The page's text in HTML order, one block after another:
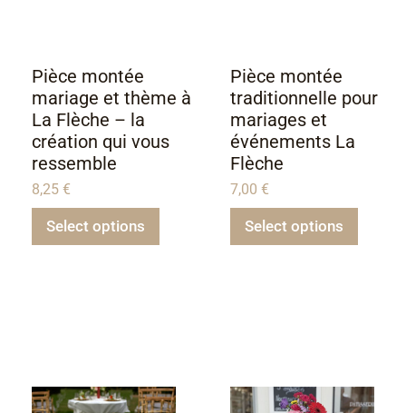
Pièce montée
mariage et thème à
La Flèche – la
création qui vous
ressemble
8,25 €
Select options
Pièce montée
traditionnelle pour
mariages et
événements La
Flèche
7,00 €
Select options